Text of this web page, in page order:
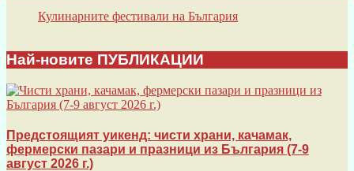
Кулинарните фестивали на България
Най-новите ПУБЛИКАЦИИ
Предстоящият уикенд: чисти храни, качамак,
фермерски пазари и празници из България (7-9
август 2026 г.)